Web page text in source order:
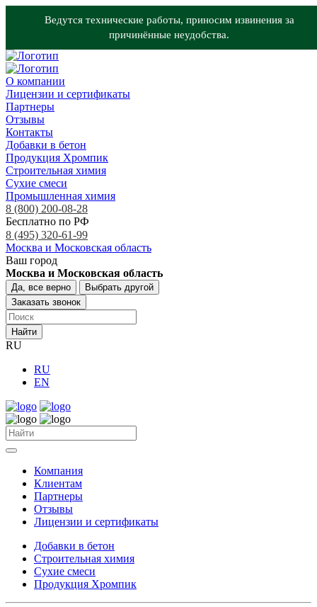
Ведутся технические работы, приносим извинения за
причинённые неудобства.
О компании
Лицензии и сертификаты
Партнеры
Отзывы
Контакты
Добавки в бетон
Продукция Хромпик
Строительная химия
Сухие смеси
Промышленная химия
8 (800) 200-08-28
Бесплатно по РФ
8 (495) 320-61-99
Москва и Московская область
Ваш город
Москва и Московская область
Да, все верно
Выбрать другой
Заказать звонок
Найти
RU
RU
EN
Компания
Клиентам
Партнеры
Отзывы
Лицензии и сертификаты
Добавки в бетон
Строительная химия
Сухие смеси
Продукция Хромпик